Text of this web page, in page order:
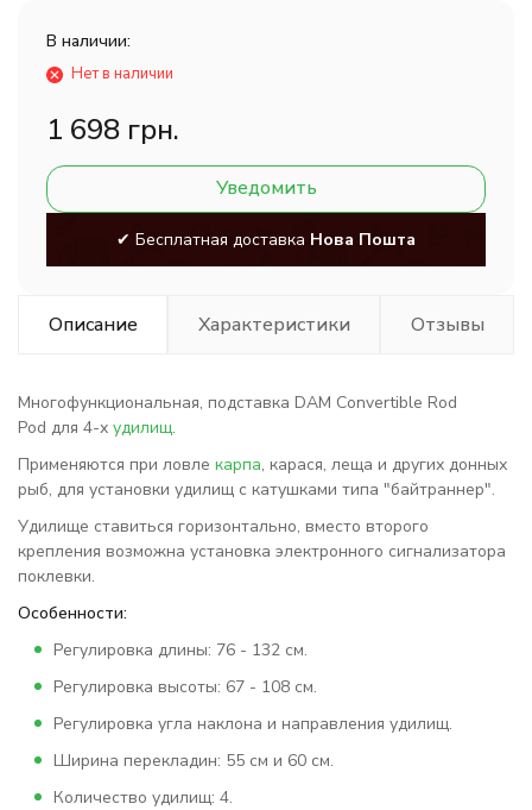
В наличии:
Нет в наличии
1 698 грн.
Уведомить
✔ Бесплатная доставка Нова Пошта
Описание Характеристики Отзывы
Многофункциональная, подставка DAM Convertible Rod
Pod для 4-х удилищ.
Применяются при ловле карпа, карася, леща и других донных
рыб, для установки удилищ с катушками типа "байтраннер".
Удилище ставиться горизонтально, вместо второго
крепления возможна установка электронного сигнализатора
поклевки.
Особенности:
Регулировка длины: 76 - 132 см.
Регулировка высоты: 67 - 108 см.
Регулировка угла наклона и направления удилищ.
Ширина перекладин: 55 см и 60 см.
Количество удилищ: 4.